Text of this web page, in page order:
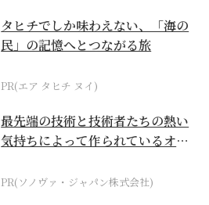
タヒチでしか味わえない、「海の
民」の記憶へとつながる旅
PR(エア タヒチ ヌイ)
最先端の技術と技術者たちの熱い
気持ちによって作られているオー
PR(ソノヴァ・ジャパン株式会社)